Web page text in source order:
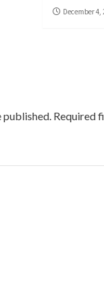
December 4,
published. Required